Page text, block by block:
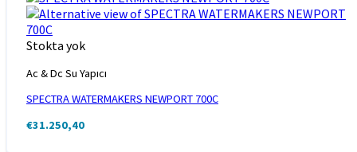
Stokta yok
Ac & Dc Su Yapıcı
SPECTRA WATERMAKERS NEWPORT 700C
€31.250,40